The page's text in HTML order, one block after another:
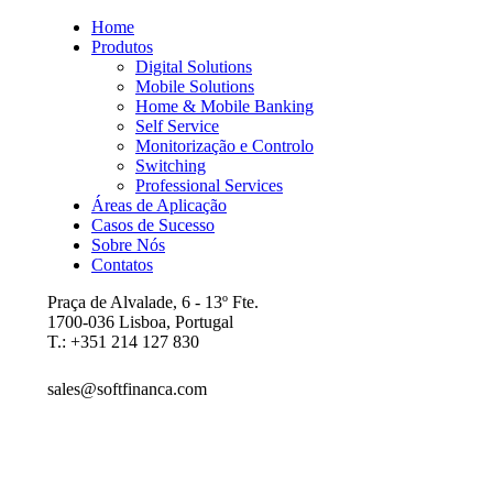
Home
Produtos
Digital Solutions
Mobile Solutions
Home & Mobile Banking
Self Service
Monitorização e Controlo
Switching
Professional Services
Áreas de Aplicação
Casos de Sucesso
Sobre Nós
Contatos
Praça de Alvalade, 6 - 13º Fte.
1700-036 Lisboa, Portugal
T.: +351 214 127 830
sales@softfinanca.com